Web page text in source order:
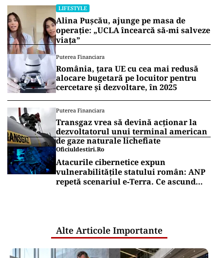
continuat să lucreze, jucând în filme TV precum
„Dying to Belong”
Vrei să fii mereu la curent cu toate știrile? Urmărește
Puterea.ro și pe canalul de WhatsApp
HOROSCOP
Horoscop 8 august 2026. Trei zodii trec
prin momente de cumpănă: o
despărțire sau o veste neașteptată le
schimbă planurile
LIFESTYLE
Alina Pușcău, ajunge pe masa de
operație: „UCLA încearcă să-mi salveze
viața”
cercetare și dezvoltare, în 2025
Puterea Financiara